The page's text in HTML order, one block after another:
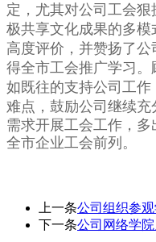
定，尤其对公司工会
极共享文化成果的多
高度评价，并赞扬了
得全市工会推广学习
如既往的支持公司工
难点， 鼓励公司继续充
需求开展工会工作，
全市企业工会前列。
上一条公司组织参
下一条公司网络学